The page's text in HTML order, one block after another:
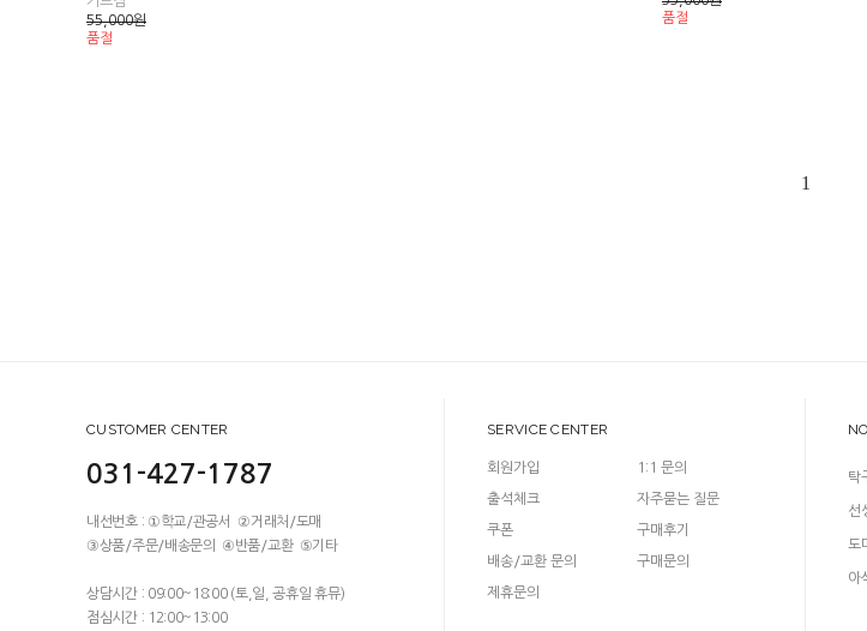
55,000원
품절
품절
1
CUSTOMER CENTER
031-427-1787
내선번호 : ①학교/관공서 ②거래처/도매
③상품/주문/배송문의 ④반품/교환 ⑤기타
상담시간 : 09:00~18:00 (토,일, 공휴일 휴뮤)
점심시간 : 12:00~13:00
SERVICE CENTER
회원가입
출석체크
쿠폰
배송/교환 문의
제휴문의
1:1 문의
자주묻는 질문
구매후기
구매문의
탁
선
다!
도
아